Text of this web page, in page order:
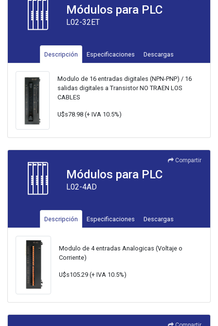
Módulos para PLC
L02-32ET
Descripción Especificaciones Descargas
Modulo de 16 entradas digitales (NPN-PNP) / 16
salidas digitales a Transistor NO TRAEN LOS
CABLES
U$s78.98 (+ IVA 10.5%)
Compartir
Módulos para PLC
L02-4AD
Descripción Especificaciones Descargas
Modulo de 4 entradas Analogicas (Voltaje o
Corriente)
U$s105.29 (+ IVA 10.5%)